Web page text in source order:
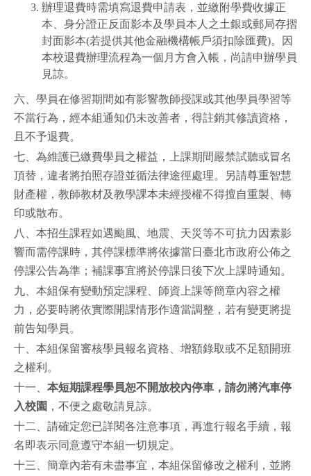
辦理退費時需填寫退費申請表，並繳附學費收據正
本、身分證正反面影本及學員本人之土銀或郵局存摺
封面影本(若提供其他金融機構帳戶須扣除匯費)。因
本校退費辦理流程為一個月方會入帳，尚請申辦學員
見諒。
六、學員在修習期間如有影響教師授課或其他學員學習等
不當行為，經本組通知仍未改善者，得註銷其修讀資格，
且不予退費。
七、為維護已繳費學員之權益，上課期間嚴禁試聽或冒名
頂替，違者將拍照存證並循法律途徑處理。另請尊重智慧
財產權，教師教材及教學課本未經授權不得擅自重製、轉
印或散布。
八、本招生課程如遇颱風、地震、天災等不可抗力因素影
響而需停課時，其停課標準將依據當日臺北市政府公佈之
停課公告為準；補課事宜將於停課日後下次上課時通知。
九、本組保有變動預定課程、師資上課等簡章內容之權
力，必要時將依實際開課情形作適當調整，若有變更將提
前告知學員。
十、本組保留審核學員報名資格、增額錄取或不足額開班
之權利。
十一、 本短期課程學員恕不開放校內停車，請勿將汽車停
入校園 ，不便之處敬請見諒。
十二、請確定您已詳閱各注意事項，再進行報名手續，報
名即表示同意遵守本組一切規定。
十三、簡章內若有未盡事宜，本組保留修改之權利，並將